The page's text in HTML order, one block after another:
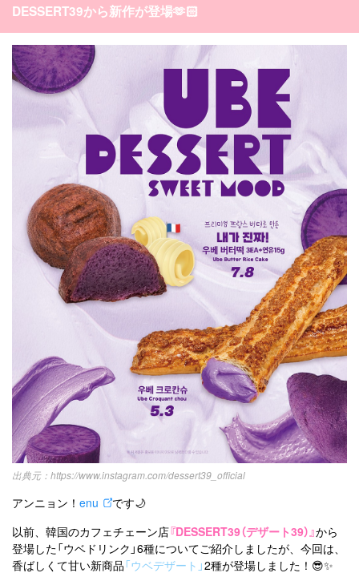
DESSERT39から新作が登場🫶🏻
https://www.instagram.com/dessert39_official
アンニョン！ enu
です🌙
以前、韓国のカフェチェーン店『DESSERT39（デザート39）』から
登場した「ウベドリンク」6種についてご紹介しましたが、今回は、
香ばしくて甘い新商品「ウベデザート」2種が登場しました！😎✨